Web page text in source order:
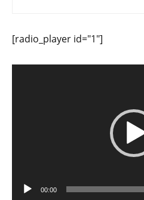
[radio_player id="1"]
00:00